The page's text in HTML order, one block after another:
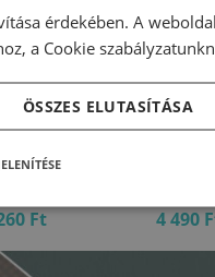
oxidvörös 1
Ft
99612
4 490
érdekében. A
a Cookie
ÖSSZES ELUTASÍTÁSA